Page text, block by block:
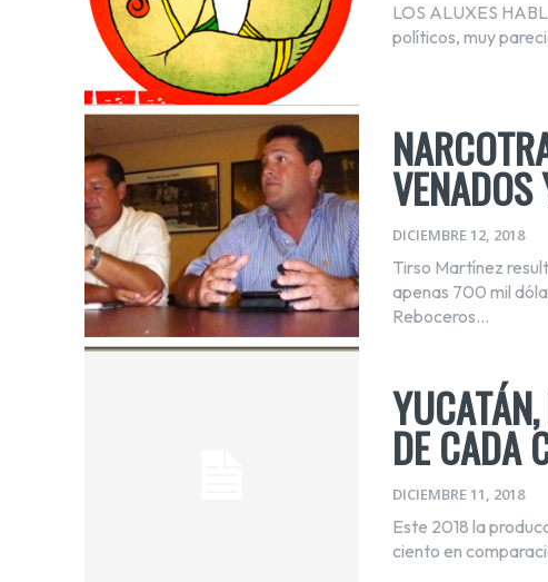
LOS ALUXES
políticos, muy
DICIEMBRE 12, 2018
Tirso Martínez
apenas 700 mil
Reboceros...
DE CADA
DICIEMBRE 11, 2018
Este 2018 la
ciento en